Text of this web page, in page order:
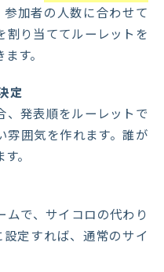
加者の人数に合わせて
割り当ててルーレットを
す。
定
、発表順をルーレットで
雰囲気を作れます。誰が
。
ムで、サイコロの代わり
定すれば、通常のサイ